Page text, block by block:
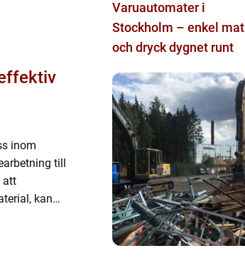
inom
till
att
kan
Varuautomater i
Stockholm – enkel mat
och dryck dygnet runt